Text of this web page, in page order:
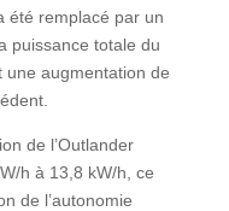
été remplacé par un
puissance totale du
une augmentation de
de l’Outlander
h à 13,8 kW/h, ce
de l’autonomie